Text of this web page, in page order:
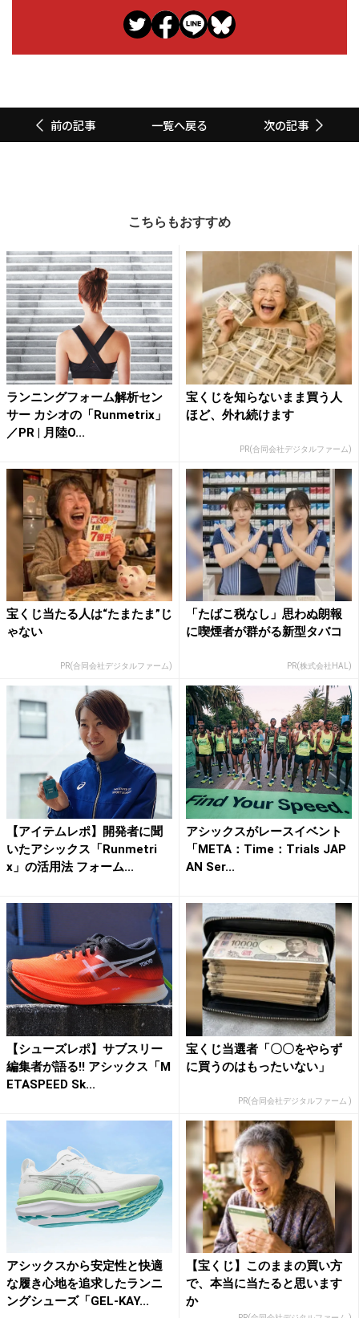
前の記事 一覧へ戻る 次の記事
こちらもおすすめ
ランニングフォーム解析セン
サー カシオの「Runmetrix」
／PR | 月陸O...
宝くじを知らないまま買う人
ほど、外れ続けます
PR(合同会社デジタルファーム)
宝くじ当たる人は“たまたま”じ
ゃない
PR(合同会社デジタルファーム)
「たばこ税なし」思わぬ朗報
に喫煙者が群がる新型タバコ
PR(株式会社HAL)
【アイテムレポ】開発者に聞
いたアシックス「Runmetri
x」の活用法 フォーム...
アシックスがレースイベント
「META：Time：Trials JAP
AN Ser...
【シューズレポ】サブスリー
編集者が語る!! アシックス「M
ETASPEED Sk...
宝くじ当選者「〇〇をやらず
に買うのはもったいない」
PR(合同会社デジタルファーム )
アシックスから安定性と快適
な履き心地を追求したランニ
ングシューズ「GEL-KAY...
【宝くじ】このままの買い方
で、本当に当たると思います
か